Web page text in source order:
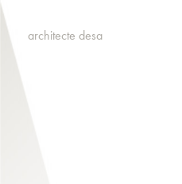
architecte desa